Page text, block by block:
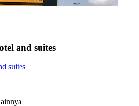
and suites
suites